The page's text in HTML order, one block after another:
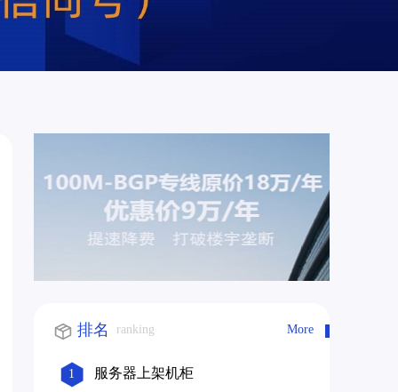
排名 ranking More
1 服务器上架机柜